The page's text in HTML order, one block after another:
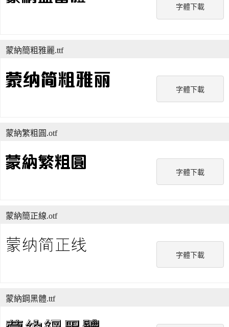
字體下載
字體下載
蒙納簡粗雅麗.ttf
字體下載
蒙納繁粗圓.otf
字體下載
蒙納簡正線.otf
蒙納鋼黑體.ttf